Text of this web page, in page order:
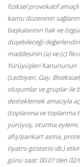
fiziksel provokatif amaçlı
kamu düzeninin
başkalarının hak ve
düşebileceği
maddesinin (a) ve (c)
Yürüyüşleri Kanununun
(Lezbiyen, Gay,
oluşumlar ve gruplar ile
desteklemek amacıyla
(toplanma ve toplanma
yürüyüş, oturma
afiş/pankart asma,
tiyatro gösterisi vb.)
günü saat: 00.01'den